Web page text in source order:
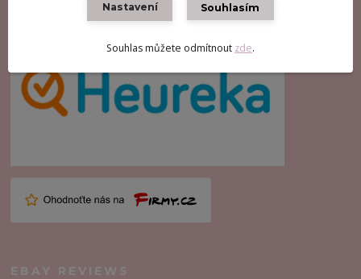
EBAY REVIEWS
Nastavení Souhlasím
Souhlas můžete odmítnout zde.